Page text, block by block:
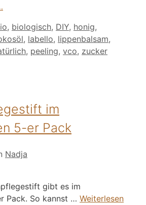
, biologisch, DIY, honig,
, labello, lippenbalsam,
, peeling, vco, zucker
im
5-er Pack
Nadja
gibt es im
Pack. So kannst … Weiterlesen